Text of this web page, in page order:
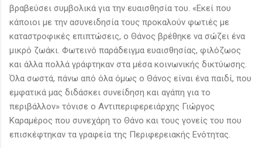
βραβεύσει συμβολικά για την ευαισθησία του. «Εκεί που
κάποιοι με την ασυνειδησία τους προκαλούν φωτιές με
καταστροφικές επιπτώσεις, ο Θάνος βρέθηκε να σώζει ένα
μικρό ζωάκι. Φωτεινό παράδειγμα ευαισθησίας, φιλόζωος
και άλλα πολλά γράφτηκαν στα μέσα κοινωνικής δικτύωσης.
Όλα σωστά, πάνω από όλα όμως ο Θάνος είναι ένα παιδί, που
εμφατικά μας διδάσκει συνείδηση και αγάπη για το
περιβάλλον» τόνισε ο Αντιπεριφερειάρχης Γιώργος
Καραμέρος που συνεχάρη το Θάνο και τους γονείς του που
επισκέφτηκαν τα γραφεία της Περιφερειακής Ενότητας.